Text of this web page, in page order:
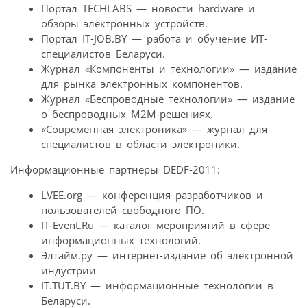
Портал TECHLABS — новости hardware и
обзоры электронных устройств.
Портал IT-JOB.BY — работа и обучение ИТ-
специалистов Беларуси.
Журнал «Компоненты и технологии» — издание
для рынка электронных компонентов.
Журнал «Беспроводные технологии» — издание
о беспроводных M2M-решениях.
«Современная электроника» — журнал для
специалистов в области электроники.
Информационные партнеры DEDF-2011:
LVEE.org — конференция разработчиков и
пользователей свободного ПО.
IT-Event.Ru — каталог мероприятий в сфере
информационных технологий.
Элтайм.ру — интернет-издание об электронной
индустрии
IT.TUT.BY — информационные технологии в
Беларуси.